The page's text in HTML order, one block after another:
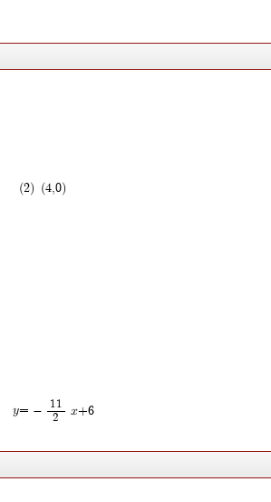
(4,0)
y= -
11
2
x+6